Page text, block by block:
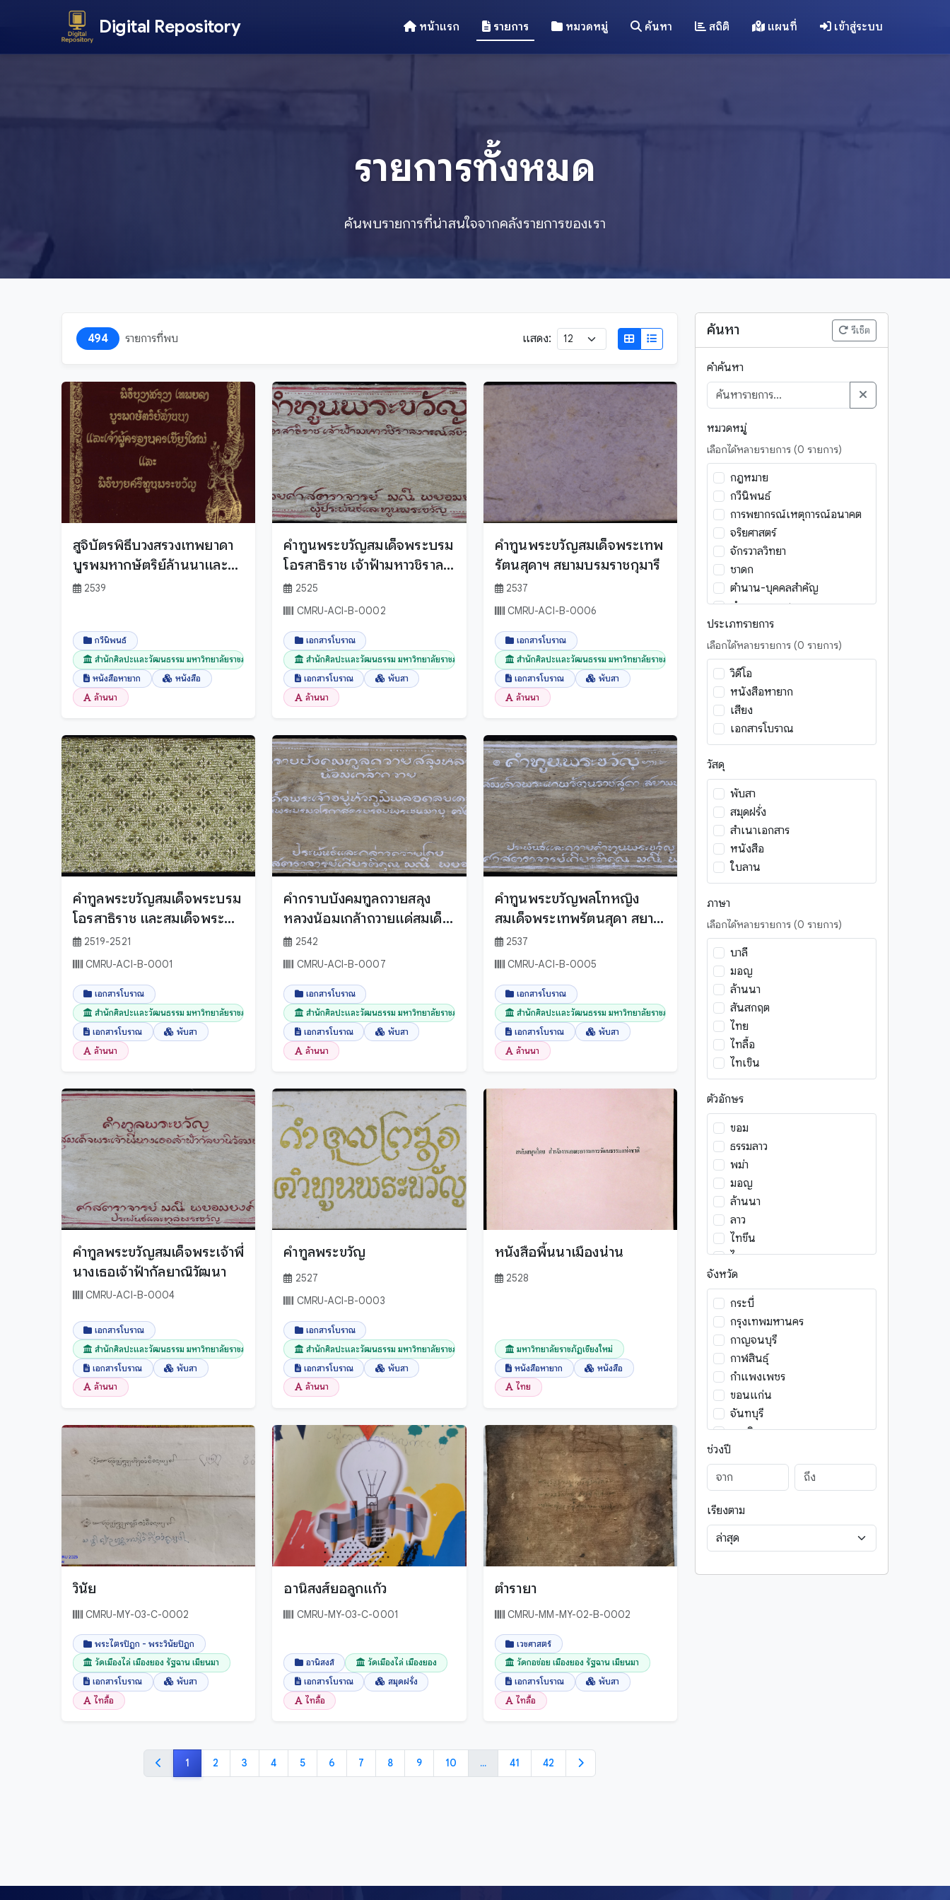
Digital Repository หน้าแรก รายการ หมวดหมู่ ค้นหา สถิติ แผนที่ เข้าสู่ระบบ
รายการทั้งหมด
ค้นพบรายการที่น่าสนใจจากคลังรายการของเรา
494 รายการที่พบ แสดง:
สูจิบัตรพิธีบวงสรวงเทพยาดา
บูรพมหากษัตริย์ล้านนาและ
เจ้าผู้ครองนครเชียงใหม่ และ
2539
กวีนิพนธ์
สำนักศิลปะและวัฒนธรรม มหาวิทยาลัยราชภัฏเชียงใ...
หนังสือหายาก
หนังสือ
ล้านนา
คำทูนพระขวัญสมเด็จพระบรม
โอรสาธิราช เจ้าฟ้ามหาวชิราลง
กรณ์
2525
CMRU-ACI-B-0002
เอกสารโบราณ
สำนักศิลปะและวัฒนธรรม มหาวิทยาลัยราชภัฏเชียงใ...
เอกสารโบราณ
พับสา
ล้านนา
คำทูนพระขวัญสมเด็จพระเทพ
รัตนสุดาฯ สยามบรมราชกุมารี
2537
CMRU-ACI-B-0006
เอกสารโบราณ
สำนักศิลปะและวัฒนธรรม มหาวิทยาลัยราชภัฏเชียงใ...
เอกสารโบราณ
พับสา
ล้านนา
คำทูลพระขวัญสมเด็จพระบรม
โอรสาธิราช และสมเด็จพระ
เทพรัตนสุดา
2519-2521
CMRU-ACI-B-0001
เอกสารโบราณ
สำนักศิลปะและวัฒนธรรม มหาวิทยาลัยราชภัฏเชียงใ...
เอกสารโบราณ
พับสา
ล้านนา
คำกราบบังคมทูลถวายสลุง
หลวงน้อมเกล้าถวายแด่สมเด็จ
พระเจ้าอยู่หัวภูมิพลอดุลยเดช
ภัทรมหาราช ในพระบรมราช
72 พรรษา
2542
CMRU-ACI-B-0007
เอกสารโบราณ
สำนักศิลปะและวัฒนธรรม มหาวิทยาลัยราชภัฏเชียงใ...
เอกสารโบราณ
พับสา
ล้านนา
คำทูนพระขวัญพลโทหญิง
สมเด็จพระเทพรัตนสุดา สยาม
บรมราชกุมารี
2537
CMRU-ACI-B-0005
เอกสารโบราณ
สำนักศิลปะและวัฒนธรรม มหาวิทยาลัยราชภัฏเชียงใ...
เอกสารโบราณ
พับสา
ล้านนา
คำทูลพระขวัญสมเด็จพระเจ้าพี่
นางเธอเจ้าฟ้ากัลยาณิวัฒนา
CMRU-ACI-B-0004
เอกสารโบราณ
สำนักศิลปะและวัฒนธรรม มหาวิทยาลัยราชภัฏเชียงใ...
เอกสารโบราณ
พับสา
ล้านนา
คำทูลพระขวัญ
2527
CMRU-ACI-B-0003
เอกสารโบราณ
สำนักศิลปะและวัฒนธรรม มหาวิทยาลัยราชภัฏเชียงใ...
เอกสารโบราณ
พับสา
ล้านนา
หนังสือพื้นนาเมืองน่าน
2528
มหาวิทยาลัยราชภัฏเชียงใหม่
หนังสือหายาก
หนังสือ
ไทย
วินัย
CMRU-MY-03-C-0002
พระไตรปิฎก - พระวินัยปิฎก
วัดเมืองไล่ เมืองยอง รัฐฉาน เมียนมา
เอกสารโบราณ
พับสา
ไทลื้อ
อานิสงส์ยอลูกแก้ว
CMRU-MY-03-C-0001
อานิสงส์
วัดเมืองไล่ เมืองยอง
เอกสารโบราณ
สมุดฝรั่ง
ไทลื้อ
ตำรายา
CMRU-MM-MY-02-B-0002
เวชศาสตร์
วัดกอข่อย เมืองยอง รัฐฉาน เมียนมา
เอกสารโบราณ
พับสา
ไทลื้อ
1 2 3 4 5 6 7 8 9 10 ... 41 42
ค้นหา รีเซ็ต
คำค้นหา
หมวดหมู่
เลือกได้หลายรายการ (0 รายการ)
กฎหมาย
กวีนิพนธ์
การพยากรณ์เหตุการณ์อนาคต
จริยศาสตร์
จักรวาลวิทยา
ชาดก
ตำนาน-บุคคลสำคัญ
ตำนาน-พระสาวก
ตำนาน-พุทธตำนาน
ตำนานปูชนียสถาน - ปูชนียวัตถุ
ธรรมทั่วไป
นิทานพื้นบ้าน
บทสวด, คำไหวต่างๆ
ปกิณกะ
ประวัติศาสตร์
พระไตรปิฎก - พระอภิธรรมปีฎก
พระไตรปิฎกแบบย่อ
พิธีกรรมท้องถิ่น
พิธีกรรมสงฆ์
ภาษาศาสตร์
อรรภกถา ฎีกา และปกรณ์วิเสส
อานิสงส์
เวชศาสตร์
เอกสารโบราณ
โหราศาสตร์
ไสยศาสตร์
ประเภทรายการ
เลือกได้หลายรายการ (0 รายการ)
วิดีโอ
หนังสือหายาก
เสียง
เอกสารโบราณ
วัสดุ
พับสา
สมุดฝรั่ง
สำเนาเอกสาร
หนังสือ
ใบลาน
ภาษา
เลือกได้หลายรายการ (0 รายการ)
บาลี
มอญ
ล้านนา
สันสกฤต
ไทย
ไทลื้อ
ไทเขิน
ตัวอักษร
ขอม
ธรรมลาว
พม่า
มอญ
ล้านนา
ลาว
ไทขึน
ไทย
ไทลื้อ
ไทลื้อ (ใหม่)
ไทใหญ่
จังหวัด
กระบี่
กรุงเทพมหานคร
กาญจนบุรี
กาฬสินธุ์
กำแพงเพชร
ขอนแก่น
จันทบุรี
ฉะเชิงเทรา
ชลบุรี
ชัยนาท
ชัยภูมิ
ชุมพร
ตรัง
ตราด
นครนายก
ช่วงปี
เรียงตาม